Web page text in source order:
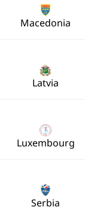
Macedonia
Latvia
Luxembourg
Serbia